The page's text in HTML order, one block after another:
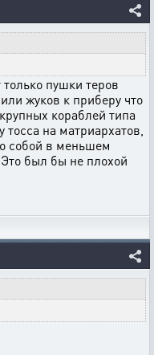
пушки теров
жуков к приберу что
кораблей типа
на матриархатов,
собой в меньшем
был бы не плохой